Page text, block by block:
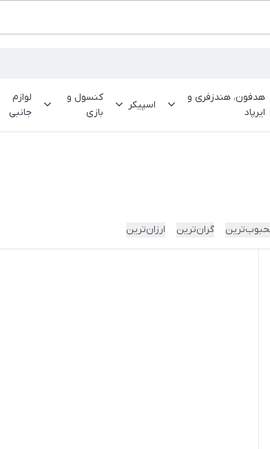
هدفون، هندزفری و
ایرپاد
اسپیکر
کنسول و
بازی
لوازم
جانبی
گران‌ترین ارزان‌ترین